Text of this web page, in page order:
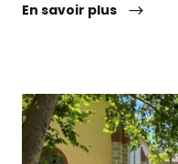
En savoir plus